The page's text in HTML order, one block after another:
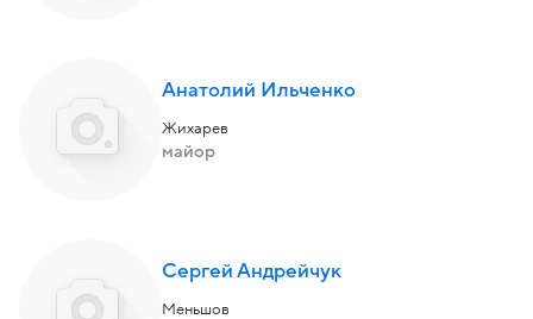
Анатолий Ильченко
Жихарев
майор
Сергей Андрейчук
Меньшов